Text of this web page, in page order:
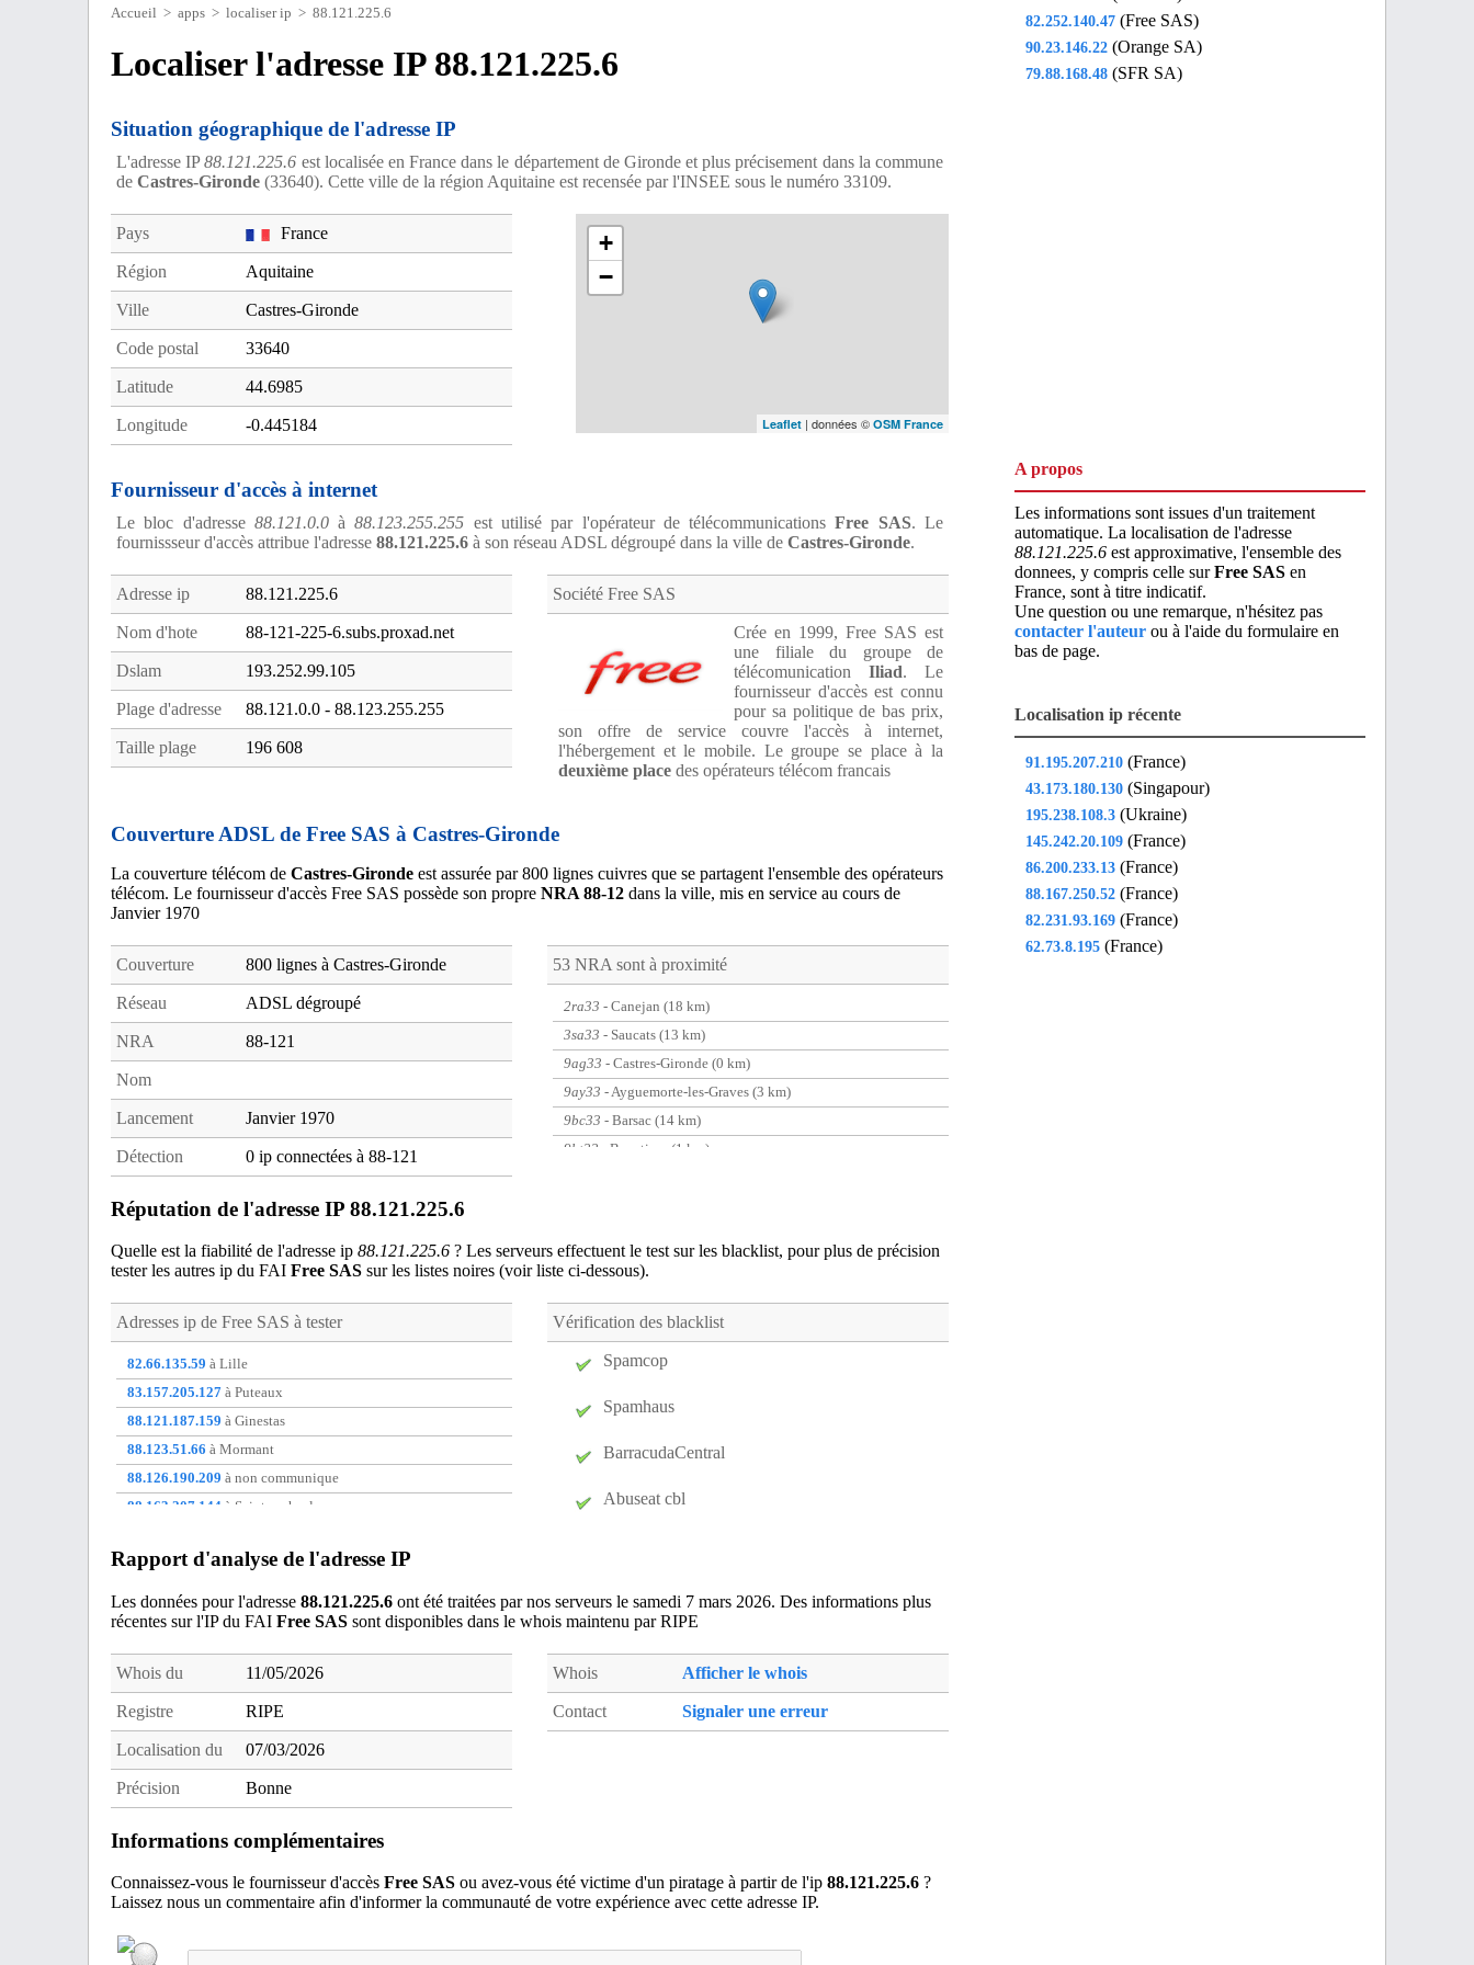
Accueil > apps > localiser ip > 88.121.225.6
Localiser l'adresse IP 88.121.225.6
Situation géographique de l'adresse IP
L'adresse IP88.121.225.6 est localisée en France dans le département de Gironde et plus précisement dans la commune
de Castres-Gironde (33640). Cette ville de la région Aquitaine est recensée par l'INSEE sous le numéro 33109.
Pays France
Région Aquitaine
Ville Castres-Gironde
Code postal 33640
Latitude 44.6985
Longitude -0.445184
+
−
Leaflet | données © OSM France
Fournisseur d'accès à internet
Le bloc d'adresse 88.121.0.0à88.123.255.255 est utilisé par l'opérateur de télécommunicationsFree SAS. Le
fournissseur d'accès attribue l'adresse 88.121.225.6 à son réseau ADSL dégroupé dans la ville de Castres-Gironde.
Adresse ip 88.121.225.6
Nom d'hote 88-121-225-6.subs.proxad.net
Dslam 193.252.99.105
Plage d'adresse 88.121.0.0 - 88.123.255.255
Taille plage 196 608
Société Free SAS
Crée en 1999, Free SAS est
une filiale du groupe de
télécomunication Iliad. Le
fournisseur d'accès est connu
pour sa politique de bas prix,
son offre de service couvre l'accès à internet,
l'hébergement et le mobile. Le groupe se place à la
deuxième place des opérateurs télécom francais
Couverture ADSL de Free SAS à Castres-Gironde
La couverture télécom de Castres-Gironde est assurée par 800 lignes cuivres que se partagent l'ensemble des opérateurs
télécom. Le fournisseur d'accès Free SAS possède son propre NRA 88-12 dans la ville, mis en service au cours de
Janvier 1970
Couverture 800 lignes à Castres-Gironde
Réseau ADSL dégroupé
NRA 88-121
Nom
Lancement Janvier 1970
Détection 0 ip connectées à 88-121
53 NRA sont à proximité
2ra33 - Canejan (18 km)
3sa33 - Saucats (13 km)
9ag33 - Castres-Gironde (0 km)
9ay33 - Ayguemorte-les-Graves (3 km)
9bc33 - Barsac (14 km)
9bt33 - Beautiran (1 km)
9pr33
- Preignac (17 km)
alo33- Pessac (18 km)
bas33
- Bordeaux (18 km)
beg33
- Begles (13 km)
- Bouliac (14 km)
c3m33- Cambes (4 km)
- Cadaujac (9 km)
- Cadillac (12 km)
cau33- Bordeaux (18 km)
cer33- Cerons (11 km)
fzd33- Floirac (17 km)
hil33- Fargues-Saint-Hilaire (14 km)
Réputation de l'adresse IP 88.121.225.6
Quelle est la fiabilité de l'adresse ip 88.121.225.6 ? Les serveurs effectuent le test sur les blacklist, pour plus de précision
tester les autres ip du FAI Free SAS sur les listes noires (voir liste ci-dessous).
Adresses ip de Free SAS à tester
82.66.135.59 à Lille
83.157.205.127 à Puteaux
88.121.187.159 à Ginestas
88.123.51.66 à Mormant
88.126.190.209 à non communique
88.163.207.144 à Saint-raphael
88.175.160.151à Saint-Denis
91.163.225.108
à non communique
91.172.73.52à non communique
Vérification des blacklist
Spamcop
Spamhaus
BarracudaCentral
Abuseat cbl
Rapport d'analyse de l'adresse IP
Les données pour l'adresse 88.121.225.6 ont été traitées par nos serveurs le samedi 7 mars 2026. Des informations plus
récentes sur l'IP du FAI Free SAS sont disponibles dans le whois maintenu par RIPE
Whois du 11/05/2026
Registre RIPE
Localisation du 07/03/2026
Précision Bonne
Whois Afficher le whois
Contact Signaler une erreur
Informations complémentaires
Connaissez-vous le fournisseur d'accès Free SAS ou avez-vous été victime d'un piratage à partir de l'ip 88.121.225.6 ?
Laissez nous un commentaire afin d'informer la communauté de votre expérience avec cette adresse IP.
82.252.140.47 (Free SAS)
90.23.146.22 (Orange SA)
79.88.168.48 (SFR SA)
A propos
Les informations sont issues d'un traitement
automatique. La localisation de l'adresse
88.121.225.6 est approximative, l'ensemble des
donnees, y compris celle surFree SAS en
France, sont à titre indicatif.
Une question ou une remarque, n'hésitez pas
contacter l'auteur ou à l'aide du formulaire en
bas de page.
Localisation ip récente
91.195.207.210 (France)
43.173.180.130 (Singapour)
195.238.108.3 (Ukraine)
145.242.20.109 (France)
86.200.233.13 (France)
88.167.250.52 (France)
82.231.93.169 (France)
62.73.8.195 (France)